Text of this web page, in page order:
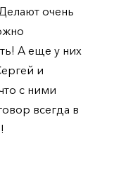
очень
А еще у них
и
с ними
всегда в